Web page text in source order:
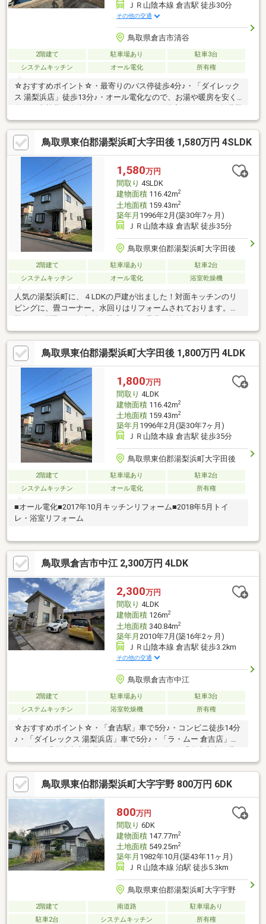
ＪＲ山陰本線 倉吉駅 徒歩30分
その他の交通
鳥取県倉吉市清谷
2階建て 駐車場あり
駐車3台
システムキッチン
オール電化 所有権
☆おすすめポイント☆・最寄りのバス停徒歩4分♪・「ダイレック
ス 湯梨浜店」徒歩13分♪・オール電化なので、お湯や暖房を安く
に配置した完全分離型二世帯住宅♪・ライフスタイルに合わせて使
える、和室・洋室のある住まい♪・外遊びや家庭菜園も楽しめる、
ゆとりある広いお庭付き♪間取り：6SLDDKK 敷地内に未登記の木
造平屋建物7.88㎡/アルミ製車庫6.77㎡有り
◆◆──────────◆◆ 物件見学予約受付中！ お問い合わせ
はお早めに！ TEL【0857-30-7788】◆◆──────────◆◆
鳥取県東伯郡湯梨浜町大字田後 1,580万円 4SLDK
1,580万円
間取り 4SLDK
建物面積116.42m2
土地面積159.43m2
築年月 1996年2月(築30年7ヶ月)
ＪＲ山陰本線 倉吉駅 徒歩35分
鳥取県東伯郡湯梨浜町大字田後
2階建て 駐車場あり
駐車2台
システムキッチン
オール電化 浴室乾燥機
人気の湯梨浜町に、４LDKの戸建が出ました！対面キッチンのリ
ビングに、畳コーナー。水回りはリフォームされております。無
鳥取県東伯郡湯梨浜町大字田後 1,800万円 4LDK
1,800万円
間取り 4LDK
建物面積116.42m2
土地面積159.43m2
築年月 1996年2月(築30年7ヶ月)
ＪＲ山陰本線 倉吉駅 徒歩35分
鳥取県東伯郡湯梨浜町大字田後
2階建て 駐車場あり
駐車2台
システムキッチン
オール電化 所有権
■オール電化■2017年10月キッチンリフォーム■2018年5月トイ
レ・浴室リフォーム
鳥取県倉吉市中江 2,300万円 4LDK
2,300万円
間取り 4LDK
建物面積126m2
土地面積340.84m2
築年月 2010年7月(築16年2ヶ月)
ＪＲ山陰本線 倉吉駅 徒歩3.2km
その他の交通
鳥取県倉吉市中江
2階建て 駐車場あり
駐車3台
システムキッチン
浴室乾燥機 所有権
☆おすすめポイント☆・「倉吉駅」車で5分♪・コンビニ徒歩14分
♪・「ダイレックス 湯梨浜店」車で5分♪・「ラ・ムー 倉吉店」車
中学校」車で7分♪・角地で日当たり良好♪・駐車最大6台可能なの
で来客時も安心です♪・家族が個々の時間を大切にできる独立階段
♪・対面式キッチンで会話を楽しみながら料理や片付けがスムーズ
に♪◆◆──────────◆◆ 物件見学予約受付中！ お問い合
わせはお早めに！ TEL【0857-30-7788】
◆◆──────────◆◆
鳥取県東伯郡湯梨浜町大字宇野 800万円 6DK
800万円
間取り 6DK
建物面積147.77m2
土地面積549.25m2
築年月 1982年10月(築43年11ヶ月)
ＪＲ山陰本線 泊駅 徒歩5.3km
鳥取県東伯郡湯梨浜町大字宇野
2階建て 南道路
駐車場あり
駐車2台
システムキッチン 所有権